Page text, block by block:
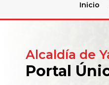
Inicio
Alcaldía de
Portal